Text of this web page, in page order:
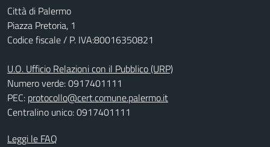
Città di Palermo
Piazza Pretoria, 1
Codice fiscale / P. IVA:80016350821
U.O. Ufficio Relazioni con il Pubblico (URP)
Numero verde: 0917401111
PEC: protocollo@cert.comune.palermo.it
Centralino unico: 0917401111
Leggi le FAQ